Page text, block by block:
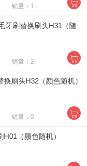
销量：1
牙刷替换刷头H31（随
销量：2
刷头H32（颜色随机）
销量：0
（颜色随机）